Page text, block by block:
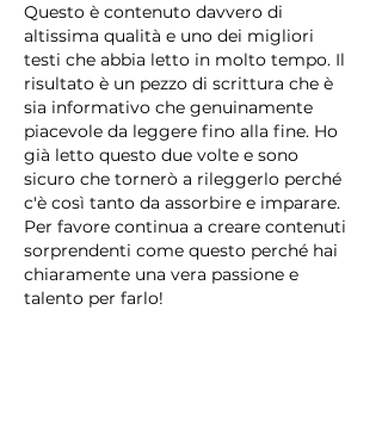
Questo è contenuto davvero di
altissima qualità e uno dei migliori
testi che abbia letto in molto tempo. Il
risultato è un pezzo di scrittura che è
sia informativo che genuinamente
piacevole da leggere fino alla fine. Ho
già letto questo due volte e sono
sicuro che tornerò a rileggerlo perché
c'è così tanto da assorbire e imparare.
Per favore continua a creare contenuti
sorprendenti come questo perché hai
chiaramente una vera passione e
talento per farlo!